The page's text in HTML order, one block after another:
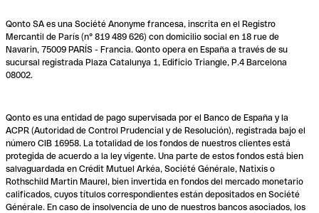
Qonto SA es una Société Anonyme francesa, inscrita en el Registro
Mercantil de París (n° 819 489 626) con domicilio social en 18 rue de
Navarin, 75009 PARÍS - Francia. Qonto opera en España a través de su
sucursal registrada Plaza Catalunya 1, Edificio Triangle, P.4 Barcelona
08002.
Qonto es una entidad de pago supervisada por el Banco de España y la
ACPR (Autoridad de Control Prudencial y de Resolución), registrada bajo el
número CIB 16958. La totalidad de los fondos de nuestros clientes está
protegida de acuerdo a la ley vigente. Una parte de estos fondos está bien
salvaguardada en Crédit Mutuel Arkéa, Société Générale, Natixis o
Rothschild Martin Maurel, bien invertida en fondos del mercado monetario
calificados, cuyos títulos correspondientes están depositados en Société
Générale. En caso de insolvencia de uno de nuestros bancos asociados, los